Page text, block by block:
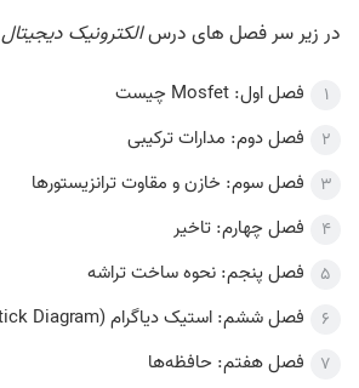
در زیر سر فصل های درسالکترونیک دیجیتال
فصل اول: Mosfet چیست
فصل دوم: مدارات ترکیبی
فصل سوم: خازن و مقاوت ترانزیستورها
فصل چهارم: تاخیر
فصل پنجم: نحوه ساخت تراشه
فصل ششم: استیک دیاگرام (Stick Diagram)
فصل هفتم: حافظه‌ها